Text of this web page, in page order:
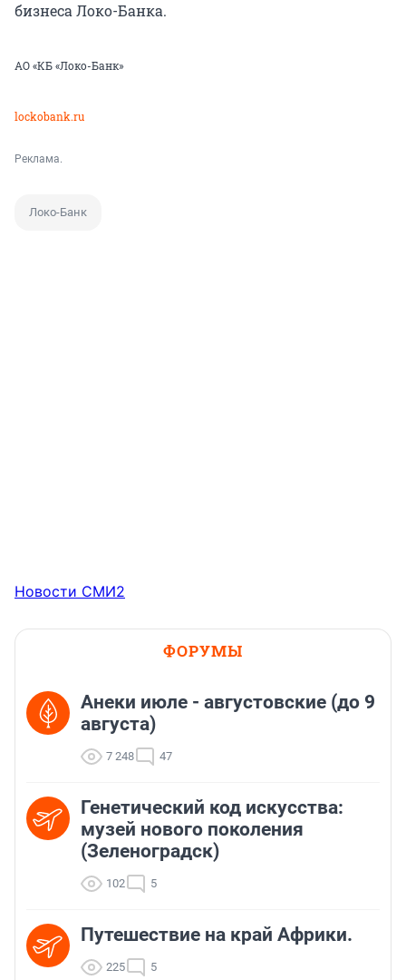
бизнеса Локо-Банка.
АО «КБ «Локо-Банк»
lockobank.ru
Реклама.
Локо-Банк
Новости СМИ2
ФОРУМЫ
Анеки июле - августовские (до 9
августа)
7 248 47
Генетический код искусства:
музей нового поколения
(Зеленоградск)
102 5
Путешествие на край Африки.
225 5